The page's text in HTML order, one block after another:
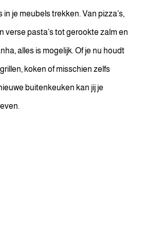
in je meubels trekken. Van pizza’s,
verse pasta’s tot gerookte zalm en
alles is mogelijk. Of je nu houdt
koken of misschien zelfs
buitenkeuken kan jij je